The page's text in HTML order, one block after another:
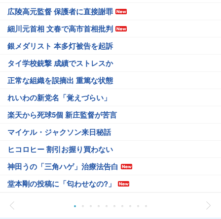
広陵高元監督 保護者に直接謝罪
細川元首相 文春で高市首相批判
銀メダリスト 本多灯被告を起訴
タイ学校銃撃 成績でストレスか
正常な組織を誤摘出 重篤な状態
れいわの新党名「覚えづらい」
楽天から死球5個 新庄監督が苦言
マイケル・ジャクソン来日秘話
ヒコロヒー 割引お握り買わない
神田うの「三角ハゲ」治療法告白
堂本剛の投稿に「匂わせなの?」